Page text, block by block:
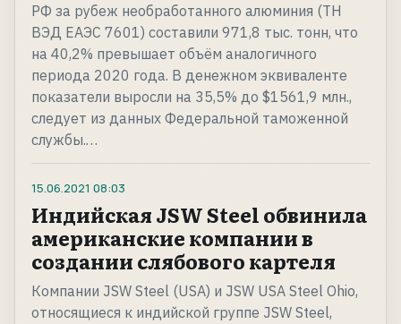
РФ за рубеж необработанного алюминия (ТН
ВЭД ЕАЭС 7601) составили 971,8 тыс. тонн, что
на 40,2% превышает объём аналогичного
периода 2020 года. В денежном эквиваленте
показатели выросли на 35,5% до $1561,9 млн.,
следует из данных Федеральной таможенной
службы.…
15.06.2021 08:03
Индийская JSW Steel обвинила
американские компании в
создании слябового картеля
Компании JSW Steel (USA) и JSW USA Steel Ohio,
относящиеся к индийской группе JSW Steel,